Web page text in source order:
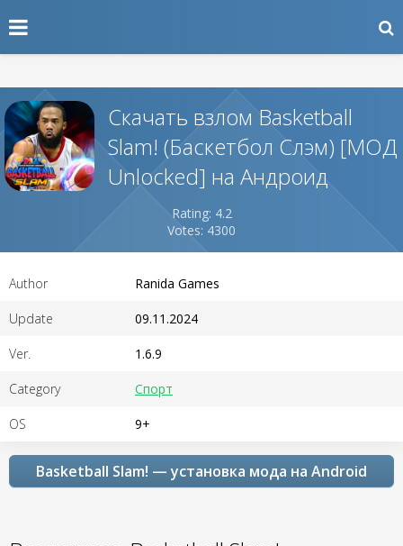
Скачать взлом Basketball
Slam! (Баскетбол Слэм) [МОД
Unlocked] на Андроид
Rating: 4.2
Votes: 4300
Author Ranida Games
Update 09.11.2024
Ver. 1.6.9
Category Спорт
OS 9+
Basketball Slam! — установка мода на Android